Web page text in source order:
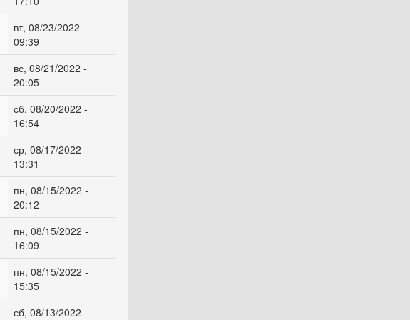
вт, 08/23/2022 -
09:39
вс, 08/21/2022 -
20:05
сб, 08/20/2022 -
16:54
ср, 08/17/2022 -
13:31
пн, 08/15/2022 -
20:12
пн, 08/15/2022 -
16:09
пн, 08/15/2022 -
15:35
сб, 08/13/2022 -